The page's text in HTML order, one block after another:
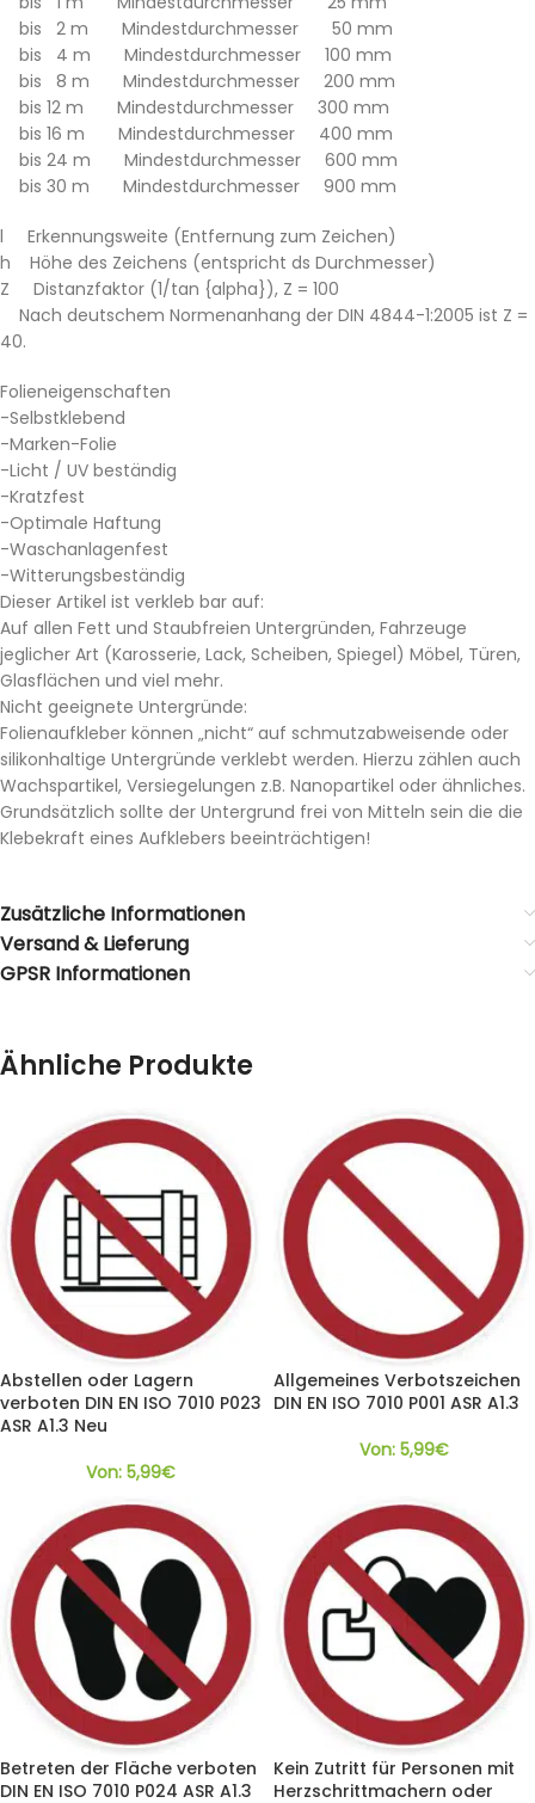
bis 2 m Mindestdurchmesser 50 mm
bis 4 m Mindestdurchmesser 100 mm
bis 8 m Mindestdurchmesser 200 mm
bis 12 m Mindestdurchmesser 300 mm
bis 16 m Mindestdurchmesser 400 mm
bis 24 m Mindestdurchmesser 600 mm
bis 30 m Mindestdurchmesser 900 mm
l Erkennungsweite (Entfernung zum Zeichen)
h Höhe des Zeichens (entspricht ds Durchmesser)
Z Distanzfaktor (1/tan {alpha}), Z = 100
Nach deutschem Normenanhang der DIN 4844-1:2005 ist Z =
40.
Folieneigenschaften
-Selbstklebend
-Marken-Folie
-Licht / UV beständig
-Kratzfest
-Optimale Haftung
-Waschanlagenfest
-Witterungsbeständig
Dieser Artikel ist verkleb bar auf:
Auf allen Fett und Staubfreien Untergründen, Fahrzeuge
jeglicher Art (Karosserie, Lack, Scheiben, Spiegel) Möbel, Türen,
Glasflächen und viel mehr.
Nicht geeignete Untergründe:
Folienaufkleber können „nicht“ auf schmutzabweisende oder
silikonhaltige Untergründe verklebt werden. Hierzu zählen auch
Wachspartikel, Versiegelungen z.B. Nanopartikel oder ähnliches.
Grundsätzlich sollte der Untergrund frei von Mitteln sein die die
Klebekraft eines Aufklebers beeinträchtigen!
Zusätzliche Informationen
Versand & Lieferung
GPSR Informationen
Ähnliche Produkte
Abstellen oder Lagern
verboten DIN EN ISO 7010 P023
ASR A1.3 Neu
Von: 5,99€
Allgemeines Verbotszeichen
DIN EN ISO 7010 P001 ASR A1.3
Von: 5,99€
Betreten der Fläche verboten
DIN EN ISO 7010 P024 ASR A1.3
Kein Zutritt für Personen mit
Herzschrittmachern oder